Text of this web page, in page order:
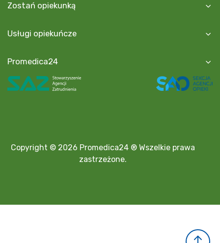
Zostań opiekunką
Usługi opiekuńcze
Promedica24
Copyright © 2026 Promedica24 ® Wszelkie prawa
zastrzeżone.